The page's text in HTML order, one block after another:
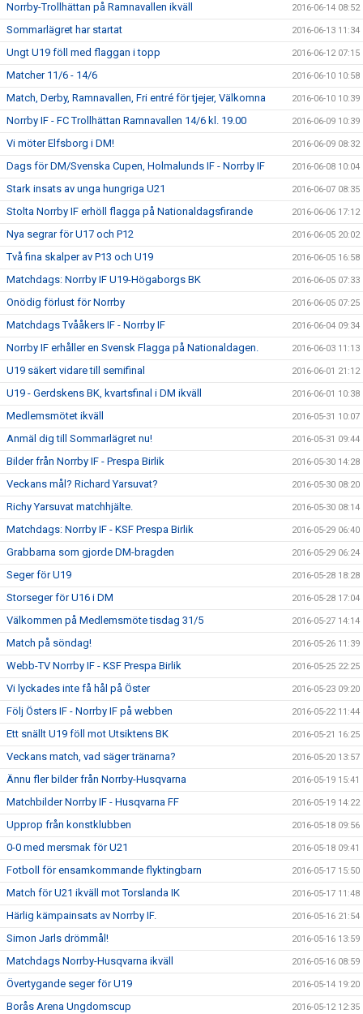
Norrby-Trollhättan på Ramnavallen ikväll 2016-06-14 08:52
Sommarlägret har startat 2016-06-13 11:34
Ungt U19 föll med flaggan i topp 2016-06-12 07:15
Matcher 11/6 - 14/6 2016-06-10 10:58
Match, Derby, Ramnavallen, Fri entré för tjejer, Välkomna 2016-06-10 10:39
Norrby IF - FC Trollhättan Ramnavallen 14/6 kl. 19.00 2016-06-09 10:39
Vi möter Elfsborg i DM! 2016-06-09 08:32
Dags för DM/Svenska Cupen, Holmalunds IF - Norrby IF 2016-06-08 10:04
Stark insats av unga hungriga U21 2016-06-07 08:35
Stolta Norrby IF erhöll flagga på Nationaldagsfirande 2016-06-06 17:12
Nya segrar för U17 och P12 2016-06-05 20:02
Två fina skalper av P13 och U19 2016-06-05 16:58
Matchdags: Norrby IF U19-Högaborgs BK 2016-06-05 07:33
Onödig förlust för Norrby 2016-06-05 07:25
Matchdags Tvååkers IF - Norrby IF 2016-06-04 09:34
Norrby IF erhåller en Svensk Flagga på Nationaldagen. 2016-06-03 11:13
U19 säkert vidare till semifinal 2016-06-01 21:12
U19 - Gerdskens BK, kvartsfinal i DM ikväll 2016-06-01 10:38
Medlemsmötet ikväll 2016-05-31 10:07
Anmäl dig till Sommarlägret nu! 2016-05-31 09:44
Bilder från Norrby IF - Prespa Birlik 2016-05-30 14:28
Veckans mål? Richard Yarsuvat? 2016-05-30 08:20
Richy Yarsuvat matchhjälte. 2016-05-30 08:14
Matchdags: Norrby IF - KSF Prespa Birlik 2016-05-29 06:40
Grabbarna som gjorde DM-bragden 2016-05-29 06:24
Seger för U19 2016-05-28 18:28
Storseger för U16 i DM 2016-05-28 17:04
Välkommen på Medlemsmöte tisdag 31/5 2016-05-27 14:14
Match på söndag! 2016-05-26 11:39
Webb-TV Norrby IF - KSF Prespa Birlik 2016-05-25 22:25
Vi lyckades inte få hål på Öster 2016-05-23 09:20
Följ Östers IF - Norrby IF på webben 2016-05-22 11:44
Ett snällt U19 föll mot Utsiktens BK 2016-05-21 16:25
Veckans match, vad säger tränarna? 2016-05-20 13:57
Ännu fler bilder från Norrby-Husqvarna 2016-05-19 15:41
Matchbilder Norrby IF - Husqvarna FF 2016-05-19 14:22
Upprop från konstklubben 2016-05-18 09:56
0-0 med mersmak för U21 2016-05-18 09:41
Fotboll för ensamkommande flyktingbarn 2016-05-17 15:50
Match för U21 ikväll mot Torslanda IK 2016-05-17 11:48
Härlig kämpainsats av Norrby IF. 2016-05-16 21:54
Simon Jarls drömmål! 2016-05-16 13:59
Matchdags Norrby-Husqvarna ikväll 2016-05-16 08:59
Övertygande seger för U19 2016-05-14 19:20
Borås Arena Ungdomscup 2016-05-12 12:35